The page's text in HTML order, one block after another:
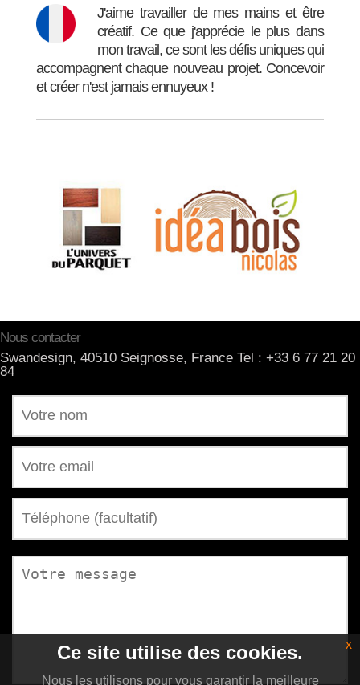
J'aime travailler de mes mains et être
créatif. Ce que j'apprécie le plus dans
mon travail, ce sont les défis uniques qui
accompagnent chaque nouveau projet. Concevoir
et créer n'est jamais ennuyeux !
Nous contacter
Swandesign, 40510 Seignosse, France Tel : +33 6 77 21 20
84
Ce site utilise des cookies.
Nous les utilisons pour vous garantir la meilleure
x